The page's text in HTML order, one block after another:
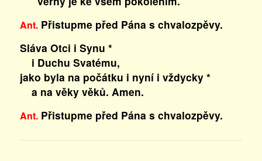
Ant.Přistupme před Pána s chvalozpěvy.
Sláva Otci i Synu *
i Duchu Svatému,
jako byla na počátku i nyní i vždycky *
a na věky věků. Amen.
Ant.Přistupme před Pána s chvalozpěvy.